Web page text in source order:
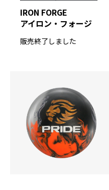
IRON FORGE
アイロン・フォージ
販売終了しました